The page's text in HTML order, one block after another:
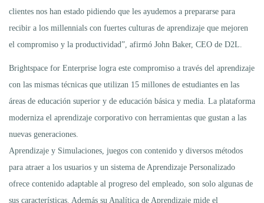
clientes nos han estado pidiendo que les ayudemos a prepararse para
recibir a los millennials con fuertes culturas de aprendizaje que mejoren
el compromiso y la productividad”, afirmó John Baker, CEO de D2L.
Brightspace for Enterprise logra este compromiso a través del aprendizaje
con las mismas técnicas que utilizan 15 millones de estudiantes en las
áreas de educación superior y de educación básica y media. La plataforma
moderniza el aprendizaje corporativo con herramientas que gustan a las
nuevas generaciones.
Aprendizaje y Simulaciones, juegos con contenido y diversos métodos
para atraer a los usuarios y un sistema de Aprendizaje Personalizado
ofrece contenido adaptable al progreso del empleado, son solo algunas de
sus características. Además su Analítica de Aprendizaje mide el